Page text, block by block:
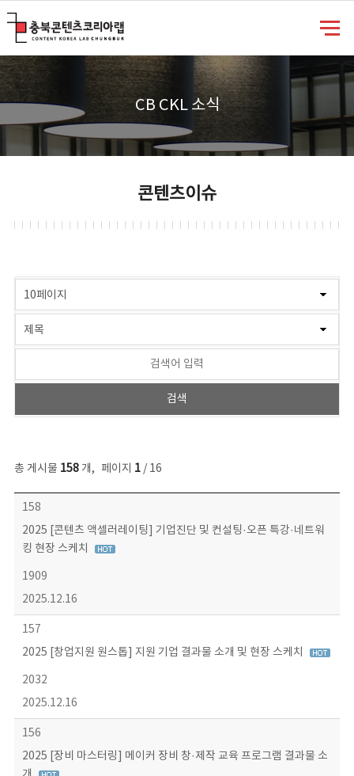
CB CKL 소식
콘텐츠이슈
총 게시물 158개, 페이지 1/ 16
콘텐츠이슈 목록 - 번호, 제목, 작성자, 파일, 조회수, 작성일 정보 제공
158
2025 [콘텐츠 액셀러레이팅] 기업진단 및 컨설팅·오픈 특강·네트워
킹 현장 스케치
1909
2025.12.16
157
2025 [창업지원 원스톱] 지원 기업 결과물 소개 및 현장 스케치
2032
2025.12.16
156
2025 [장비 마스터링] 메이커 장비 창·제작 교육 프로그램 결과물 소